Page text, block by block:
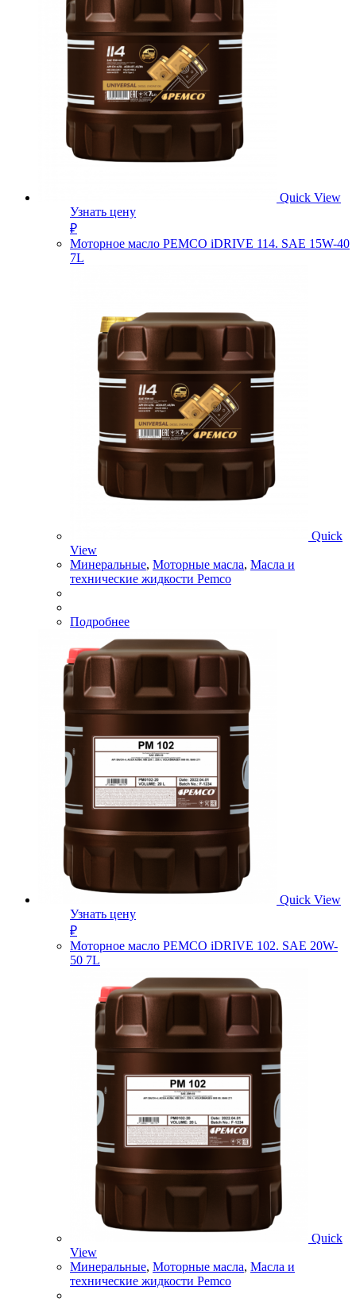
Quick View
Узнать цену
₽
Моторное масло PEMCO iDRIVE 114. SAE 15W-40
7L
Quick
View
Минеральные, Моторные масла, Масла и
технические жидкости Pemco
Подробнее
Quick View
Узнать цену
₽
Моторное масло PEMCO iDRIVE 102. SAE 20W-
50 7L
Quick
View
Минеральные, Моторные масла, Масла и
технические жидкости Pemco